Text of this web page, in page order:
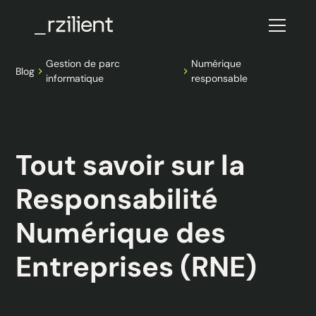
Blog
Gestion de parc
informatique
Numérique
responsable
Tout savoir sur la
Responsabilité
Numérique des
Entreprises (RNE)